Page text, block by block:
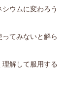
ウムに変わろう
てみないと解ら
解して服用する